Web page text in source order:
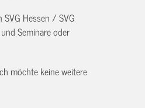
Hessen / SVG
Seminare oder
möchte keine weitere